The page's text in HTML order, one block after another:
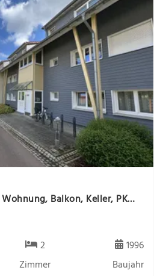
Moderne Maisonette Wohnung, Balkon, Keller, PKW Stlpl. -offene Besichtigung 26.8. von 16.00 - 17.00
2
Zimmer
1996
Baujahr